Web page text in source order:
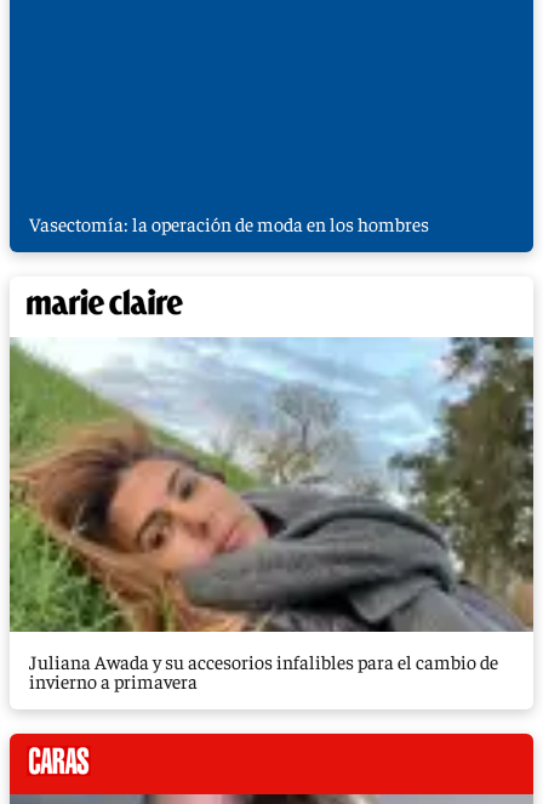
Vasectomía: la operación de moda en los hombres
Juliana Awada y su accesorios infalibles para el cambio de
invierno a primavera